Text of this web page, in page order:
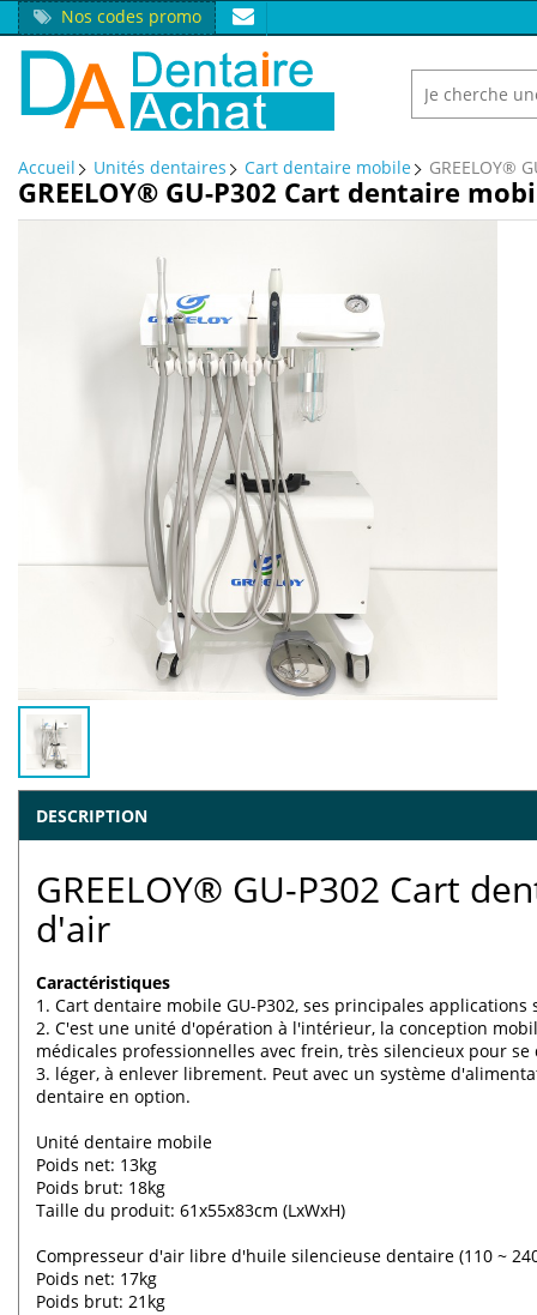
Nos codes promo
Accueil Unités dentaires Cart dentaire mobile GREELOY®
GREELOY® GU-P302 Cart dentaire
DESCRIPTION
GREELOY® GU-P302 Cart
d'air
Caractéristiques
1. Cart dentaire mobile GU-P302, ses principales
2. C'est une unité d'opération à l'intérieur, la conception
médicales professionnelles avec frein, très silencieux pour
3. léger, à enlever librement. Peut avec un système
dentaire en option.
Unité dentaire mobile
Poids net: 13kg
Poids brut: 18kg
Taille du produit: 61x55x83cm (LxWxH)
Compresseur d'air libre d'huile silencieuse dentaire (110 ~
Poids net: 17kg
Poids brut: 21kg